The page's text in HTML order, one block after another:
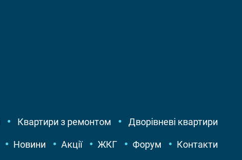
Квартири з ремонтом Дворівневі квартири
Новини Акції ЖКГ Форум Контакти